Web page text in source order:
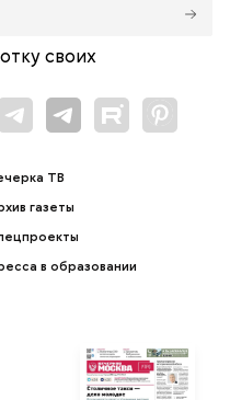
своих
ТВ
газеты
в образовании